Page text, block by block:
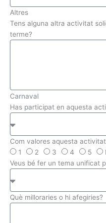
Altres
Tens alguna altra activitat
terme?
Carnaval
Has participat en aquesta
Com valores aquesta
1
2 3 4 5
Veus bé fer un tema unificat
Què milloraries o hi afegiries?